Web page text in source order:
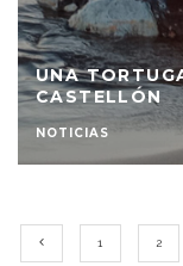
UNA
CASTELLÓN
NOTICIAS
1 2